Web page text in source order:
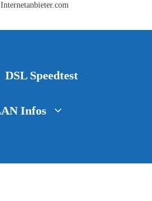
DSL Speedtest
Infos